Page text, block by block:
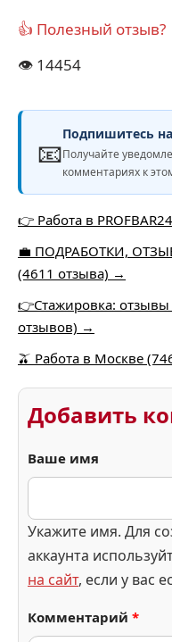
👍 Полезный отзыв?
👁️ 14454
📧
Подпишитесь
Получайте
комментариях к
👉 Работа в
💼 ПОДРАБОТКИ,
(4611 отзыва) →
👉Стажировка:
отзывов) →
🫒 Работа в Москве
Добавить
Ваше имя
Укажите имя. Для
аккаунта
на сайт, если у вас
Комментарий *